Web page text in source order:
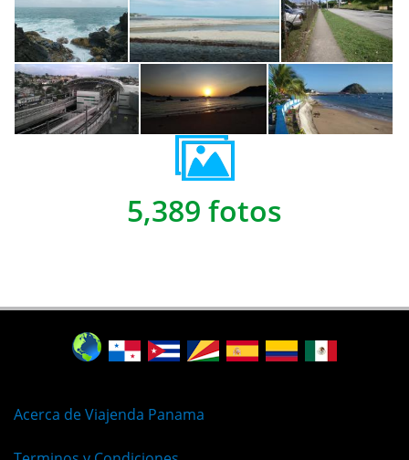
5,389 fotos
Acerca de Viajenda Panama